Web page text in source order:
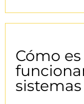
Cómo es